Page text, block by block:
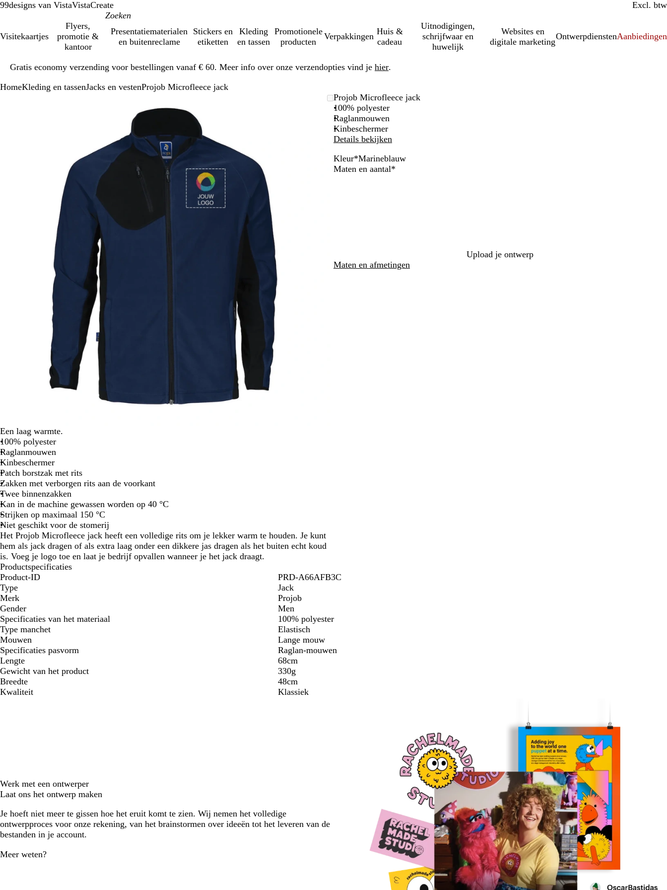
99designs van VistaVistaCreate Incl. btw
Excl. btw
Visitekaartjes
Flyers,
promotie &
kantoor
Presentatiematerialen
en buitenreclame
Stickers en
etiketten
Kleding
en tassen
Promotionele
producten
Verpakkingen
Huis &
cadeau
Uitnodigingen,
schrijfwaar en
huwelijk
Websites en
digitale marketing
OntwerpdienstenAanbiedingen
Gratis economy verzending voor bestellingen vanaf € 60. Meer info over onze verzendopties vind je hier.
1
HomeKleding en tassenJacks en vestenProjob Microfleece jack
afbeelding
tot
minimum
om
vouwen
plus-
mintoetsen
om
te
zoomen
en
pijltjestoetsen
Projob Microfleece jack
100% polyester
Raglanmouwen
Kinbeschermer
Details bekijken
Kleur*Marineblauw
M
u
R
Z
Maten en aantal*
Upload je ontwerp
Maten en afmetingen
Een laag warmte.
100% polyester
Raglanmouwen
Kinbeschermer
Patch borstzak met rits
Zakken met verborgen rits aan de voorkant
Twee binnenzakken
Kan in de machine gewassen worden op 40 °C
Strijken op maximaal 150 °C
Niet geschikt voor de stomerij
Het Projob Microfleece jack heeft een volledige rits om je lekker warm te houden. Je kunt
hem als jack dragen of als extra laag onder een dikkere jas dragen als het buiten echt koud
is. Voeg je logo toe en laat je bedrijf opvallen wanneer je het jack draagt.
Productspecificaties
Product-ID
PRD-A66AFB3C
Type
Jack
Merk
Projob
Gender
Men
Specificaties van het materiaal
100% polyester
Type manchet
Elastisch
Mouwen
Lange mouw
Specificaties pasvorm
Raglan-mouwen
Lengte
68cm
Gewicht van het product
330g
Breedte
48cm
Kwaliteit
Klassiek
Werk met een ontwerper
Laat ons het ontwerp maken
Je hoeft niet meer te gissen hoe het eruit komt te zien. Wij nemen het volledige
ontwerpproces voor onze rekening, van het brainstormen over ideeën tot het leveren van de
bestanden in je account.
Meer weten?